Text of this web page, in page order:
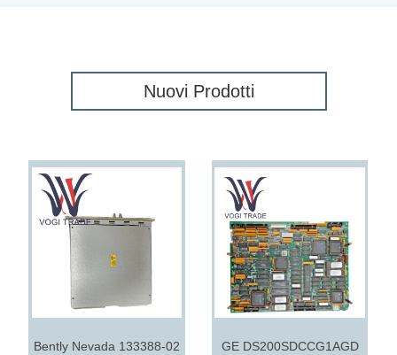
Nuovi Prodotti
Bently Nevada 133388-02 GE DS200SDCCG1AGD